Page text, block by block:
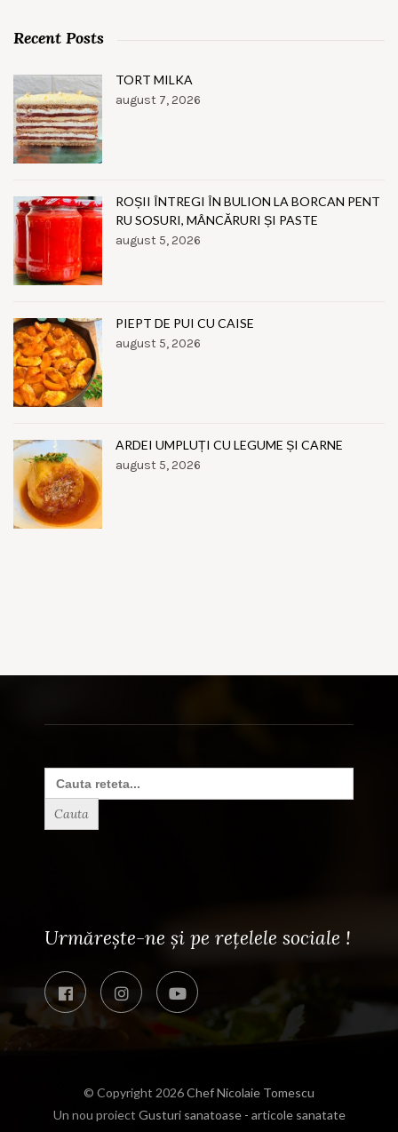
Recent Posts
TORT MILKA
august 7, 2026
ROȘII ÎNTREGI ÎN BULION LA BORCAN PENT
RU SOSURI, MÂNCĂRURI ȘI PASTE
august 5, 2026
PIEPT DE PUI CU CAISE
august 5, 2026
ARDEI UMPLUȚI CU LEGUME ȘI CARNE
august 5, 2026
Search
for:
Urmărește-ne și pe rețelele sociale !
© Copyright 2026Chef Nicolaie Tomescu
Un nou proiect Gusturi sanatoase - articole sanatate